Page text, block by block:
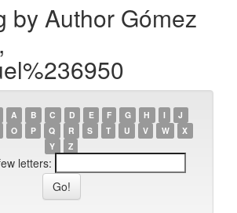
by Author Gómez
A B C D E F G H I
J
O P Q R S T U V W
X
Y
Z
letters: